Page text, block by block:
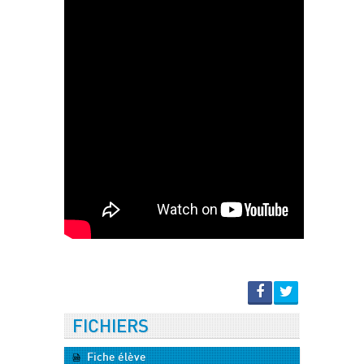
FICHIERS
Fiche élève